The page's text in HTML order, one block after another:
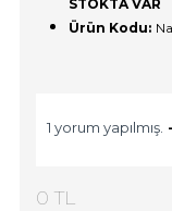
STOKTA VAR
Ürün Kodu:
1 yorum yapılmış. -
0 TL